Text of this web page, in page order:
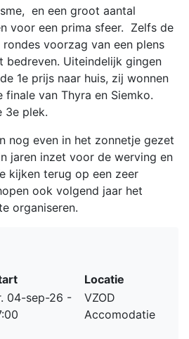
en een groot aantal
voor een prima sfeer. Zelfs de
voorzag van een plens
bedreven. Uiteindelijk gingen
1e prijs naar huis, zij wonnen
finale van Thyra en Siemko.
3e plek.
nog even in het zonnetje gezet
jaren inzet voor de werving en
kijken terug op een zeer
ook volgend jaar het
organiseren.
Locatie
04-sep-26 -
VZOD
Accomodatie